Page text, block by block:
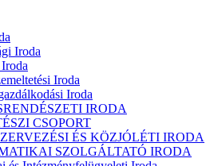
Iroda
Iroda
Iroda
IRODA
CSOPORT
ÉS KÖZJÓLÉTI IRODA
SZOLGÁLTATÓ IRODA